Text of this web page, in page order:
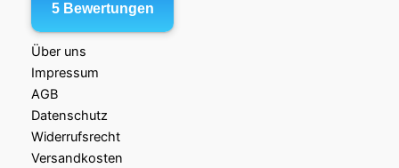
Über uns
Impressum
AGB
Datenschutz
Widerrufsrecht
Versandkosten